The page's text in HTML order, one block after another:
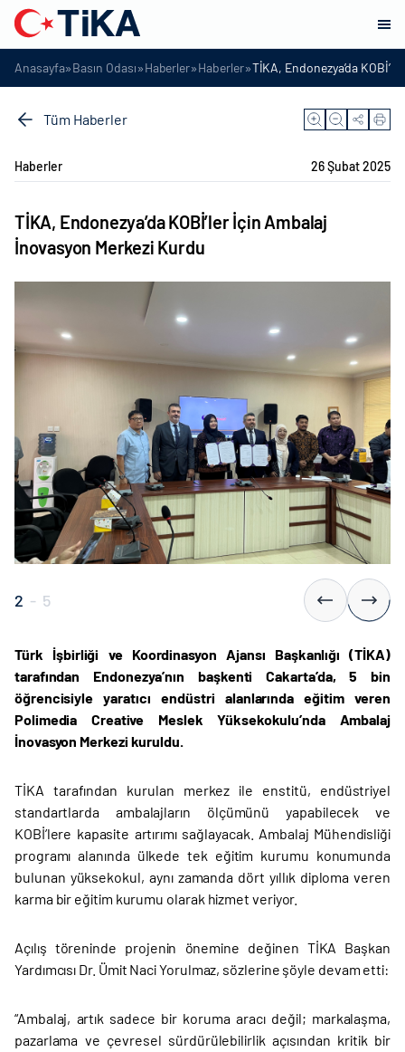
Anasayfa»Basın Odası»Haberler»Haberler»TİKA, Endonezya’da
Tüm Haberler
Haberler 26 Şubat 2025
TİKA, Endonezya’da KOBİ’ler İçin Ambalaj
İnovasyon Merkezi Kurdu
2 - 5
Türk İşbirliği ve Koordinasyon Ajansı Başkanlığı (TİKA)
tarafından Endonezya’nın başkenti Cakarta’da, 5 bin
öğrencisiyle yaratıcı endüstri alanlarında eğitim veren
Polimedia Creative Meslek Yüksekokulu’nda Ambalaj
İnovasyon Merkezi kuruldu.
TİKA tarafından kurulan merkez ile enstitü, endüstriyel
standartlarda ambalajların ölçümünü yapabilecek ve
KOBİ’lere kapasite artırımı sağlayacak. Ambalaj Mühendisliği
programı alanında ülkede tek eğitim kurumu konumunda
bulunan yüksekokul, aynı zamanda dört yıllık diploma veren
karma bir eğitim kurumu olarak hizmet veriyor.
Açılış töreninde projenin önemine değinen TİKA Başkan
Yardımcısı Dr. Ümit Naci Yorulmaz, sözlerine şöyle devam etti:
“Ambalaj, artık sadece bir koruma aracı değil; markalaşma,
pazarlama ve çevresel sürdürülebilirlik açısından kritik bir